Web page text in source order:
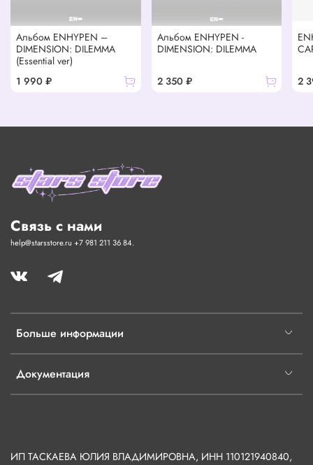
Альбом ENHYPEN –
DIMENSION: DILEMMA
(Essential ver)
1 990 ₽
Альбом ENHYPEN -
DIMENSION: DILEMMA
2 350 ₽ 2
Больше информации
Документация
Связь с нами
help@starsstore.ru +7 981 211 36 84.
ИП ТАСКАЕВА ЮЛИЯ ВЛАДИМИРОВНА, ИНН 110121940840,